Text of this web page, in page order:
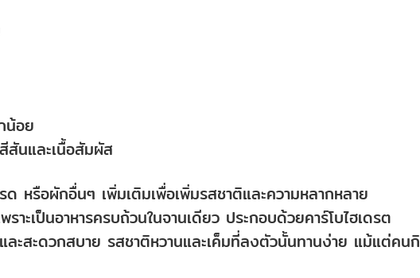
น้อย
สันและเนื้อสัมผัส
ด หรือผักอื่นๆ เพิ่มเติมเพื่อเพิ่มรสชาติและความหลากหลาย
าะเป็นอาหารครบถ้วนในจานเดียว ประกอบด้วยคาร์โบไฮเดรต
ะสะดวกสบาย รสชาติหวานและเค็มที่ลงตัวนั้นทานง่าย แม้แต่คน